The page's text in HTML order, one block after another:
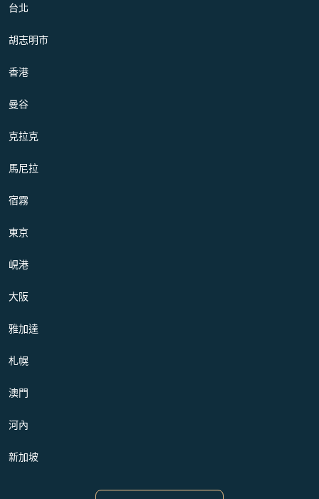
台北
胡志明市
香港
曼谷
克拉克
馬尼拉
宿霧
東京
峴港
大阪
雅加達
札幌
澳門
河內
新加坡